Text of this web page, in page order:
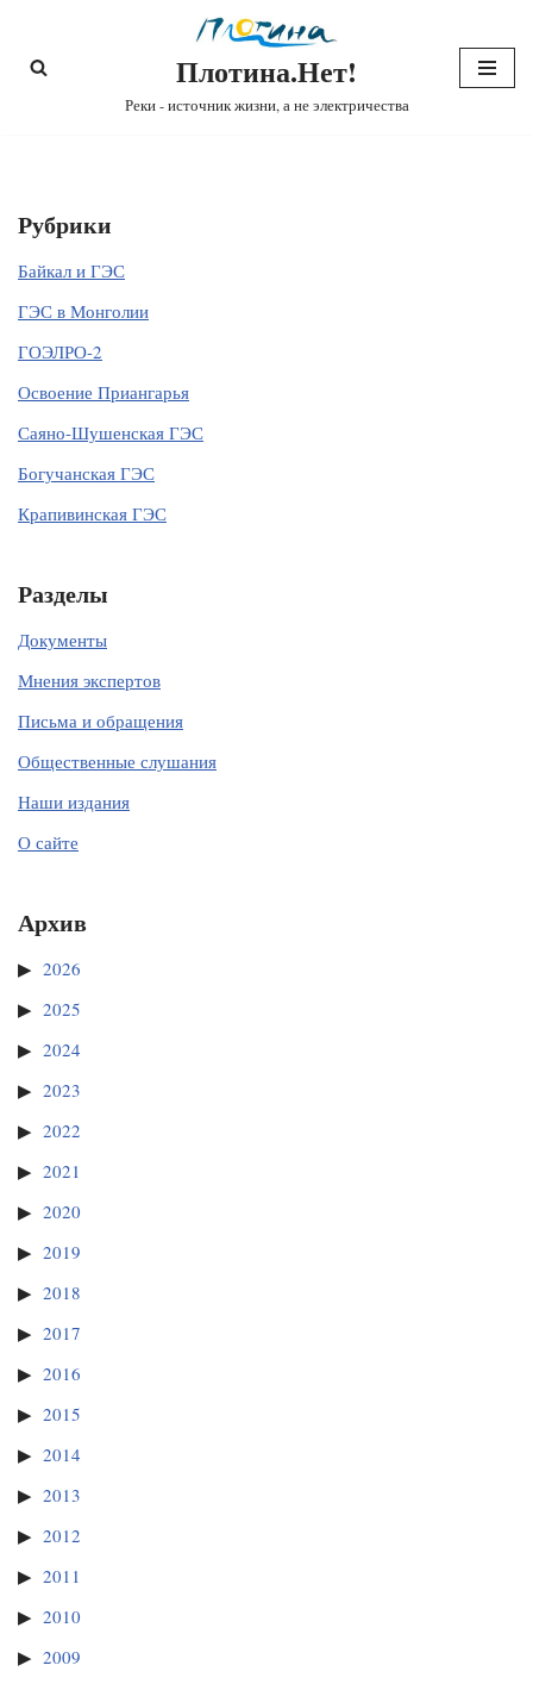
Перейти
Плотина.Нет!
Реки - источник жизни, а не электричества
Рубрики
Байкал и ГЭС
ГЭС в Монголии
ГОЭЛРО-2
Освоение Приангарья
Саяно-Шушенская ГЭС
Богучанская ГЭС
Крапивинская ГЭС
Разделы
Документы
Мнения экспертов
Письма и обращения
Общественные слушания
Наши издания
О сайте
Архив
2026
2025
2024
2023
2022
2021
2020
2019
2018
2017
2016
2015
2014
2013
2012
2011
2010
2009